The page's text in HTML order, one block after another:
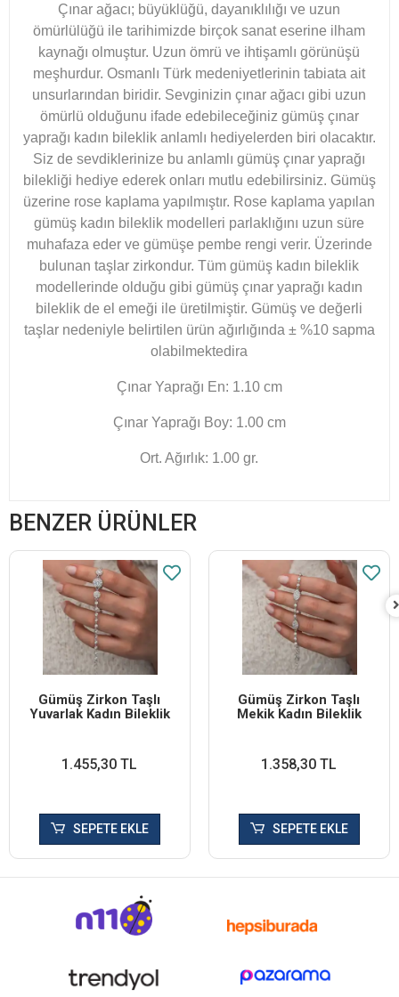
Çınar ağacı; büyüklüğü, dayanıklılığı ve uzun
ömürlülüğü ile tarihimizde birçok sanat eserine ilham
kaynağı olmuştur. Uzun ömrü ve ihtişamlı görünüşü
meşhurdur. Osmanlı Türk medeniyetlerinin tabiata ait
unsurlarından biridir. Sevginizin çınar ağacı gibi uzun
ömürlü olduğunu ifade edebileceğiniz gümüş çınar
yaprağı kadın bileklik anlamlı hediyelerden biri olacaktır.
Siz de sevdiklerinize bu anlamlı gümüş çınar yaprağı
bilekliği hediye ederek onları mutlu edebilirsiniz. Gümüş
üzerine rose kaplama yapılmıştır. Rose kaplama yapılan
gümüş kadın bileklik modelleri parlaklığını uzun süre
muhafaza eder ve gümüşe pembe rengi verir. Üzerinde
bulunan taşlar zirkondur. Tüm gümüş kadın bileklik
modellerinde olduğu gibi gümüş çınar yaprağı kadın
bileklik de el emeği ile üretilmiştir. Gümüş ve değerli
taşlar nedeniyle belirtilen ürün ağırlığında ± %10 sapma
olabilmektedira
Çınar Yaprağı En: 1.10 cm
Çınar Yaprağı Boy: 1.00 cm
Ort. Ağırlık: 1.00 gr.
BENZER ÜRÜNLER
Gümüş Zirkon Taşlı
Yuvarlak Kadın Bileklik
1.455,30 TL
SEPETE EKLE
Gümüş Zirkon Taşlı
Mekik Kadın Bileklik
1.358,30 TL
SEPETE EKLE